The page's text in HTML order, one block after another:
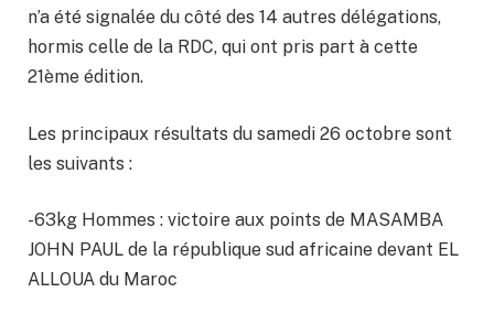
n’a été signalée du côté des 14 autres délégations,
hormis celle de la RDC, qui ont pris part à cette
21ème édition.
Les principaux résultats du samedi 26 octobre sont
les suivants :
-63kg Hommes : victoire aux points de MASAMBA
JOHN PAUL de la république sud africaine devant EL
ALLOUA du Maroc